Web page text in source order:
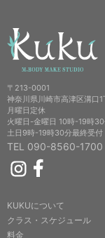
〒213-0001
神奈川県川崎市高津区溝口
月曜日定休
火曜日-金曜日 10時-19時
土日9時-19時30分最終受付
TEL 090-8560-1700
KUKUについて
クラス・スケジュール
料金